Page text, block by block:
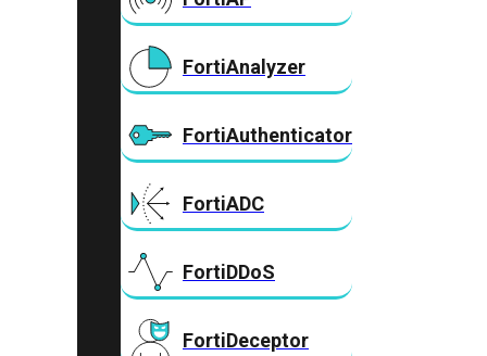
FortiAnalyzer
FortiAuthenticator
FortiADC
FortiDDoS
FortiDeceptor